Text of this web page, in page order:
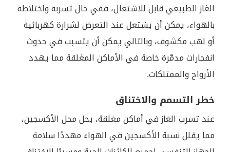
الغاز الطبيعي قابل للاشتعال، ففي حال تسربه واختلاطه
بالهواء، يمكن أن يشتعل عند التعرض لشرارة كهربائية
أو لهب مكشوف، وبالتالي يمكن أن يتسبب في حدوث
انفجارات مدمّرة خاصة في الأماكن المغلقة مما يهدد
الأرواح والممتلكات.
خطر التسمم والاختناق
عند تسرب الغاز في أماكن مغلقة، يحل محل الأكسجين،
مما يقلل نسبة الأكسجين في الهواء مهددًا سلامة